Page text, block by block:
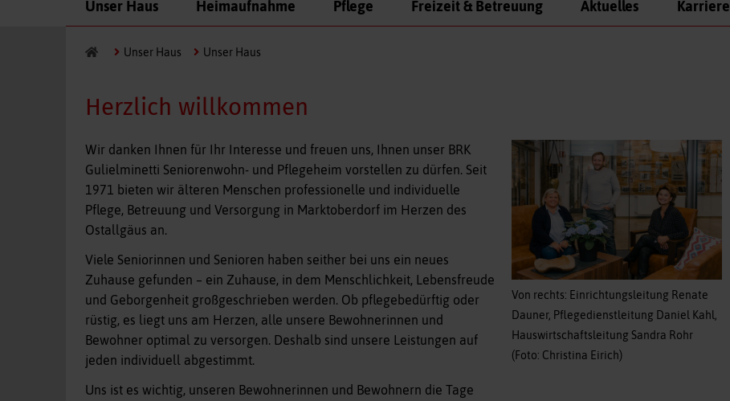
Unser Haus Heimaufnahme Pflege Freizeit & Betreuung Aktuelles Karriere
Unser Haus Unser Haus
Herzlich willkommen
Von rechts: Einrichtungsleitung Renate
Dauner, Pflegedienstleitung Daniel Kahl,
Hauswirtschaftsleitung Sandra Rohr
(Foto: Christina Eirich)
Wir danken Ihnen für Ihr Interesse und freuen uns, Ihnen unser BRK
Gulielminetti Seniorenwohn- und Pflegeheim vorstellen zu dürfen. Seit
1971 bieten wir älteren Menschen professionelle und individuelle
Pflege, Betreuung und Versorgung in Marktoberdorf im Herzen des
Ostallgäus an.
Viele Seniorinnen und Senioren haben seither bei uns ein neues
Zuhause gefunden – ein Zuhause, in dem Menschlichkeit, Lebensfreude
und Geborgenheit großgeschrieben werden. Ob pflegebedürftig oder
rüstig, es liegt uns am Herzen, alle unsere Bewohnerinnen und
Bewohner optimal zu versorgen. Deshalb sind unsere Leistungen auf
jeden individuell abgestimmt.
Uns ist es wichtig, unseren Bewohnerinnen und Bewohnern die Tage